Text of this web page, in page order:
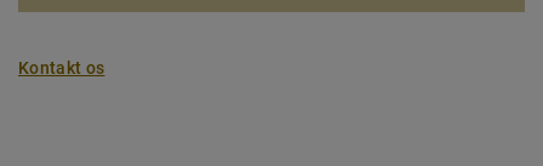
Kontakt os